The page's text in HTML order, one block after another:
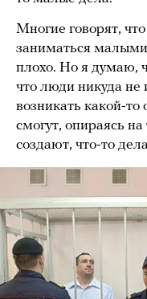
Многие говорят,
заниматься
плохо. Но я думаю,
что люди никуда не
возникать какой-
смогут, опираясь
создают, что-то